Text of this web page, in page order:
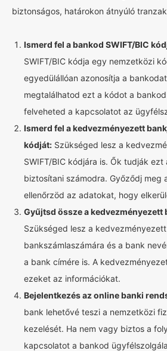
biztonságos, határokon átnyúló
Ismerd fel a bankod SWIFT/BIC
SWIFT/BIC kódja egy nemzetközi
egyedülállóan azonosítja a
megtalálhatod ezt a kódot a
felveheted a kapcsolatot az
Ismerd fel a kedvezményezett
kódját: Szükséged lesz a
SWIFT/BIC kódjára is. Ők tudják
biztosítani számodra. Győződj meg
ellenőrzöd az adatokat, hogy
Gyűjtsd össze a kedvezményezett
Szükséged lesz a
bankszámlaszámára és a bank
a bank címére is. A
ezeket az információkat.
Bejelentkezés az online banki
bank lehetővé teszi a nemzetközi
kezelését. Ha nem vagy biztos a
kapcsolatot a bankod